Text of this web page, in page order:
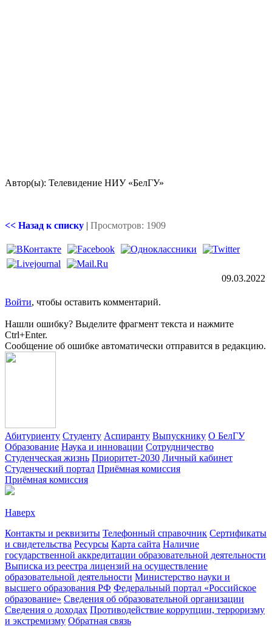
Автор(ы): Телевидение НИУ «БелГУ»
<< Назад к списку | Просмотров: 1909
09.03.2022
Войти, чтобы оставить комментарий.
Нашли ошибку? Выделите фрагмент текста и нажмите
Ctrl+Enter.
Сообщение об ошибке автоматически отправится в редакцию.
Абитуриенту Студенту Аспиранту Выпускнику О БелГУ
Образование Наука и инновации Сотрудничество
Студенческая жизнь Приоритет-2030 Личный кабинет
Студенческий портал Приёмная комиссия
Приёмная комиссия
Наверх
Контакты и реквизиты Телефонный справочник Сертификаты
и свидетельства Ресурсы Карта сайта Наличие
государственной аккредитации образовательной деятельности
Выписка из реестра лицензий на осуществление
образовательной деятельности Министерствo науки и
высшего образования РФ Федеральный портал «Российское
образование» Сведения об образовательной организации
Сведения о доходах Противодействие коррупции, терроризму
и экстремизму Обратная связь